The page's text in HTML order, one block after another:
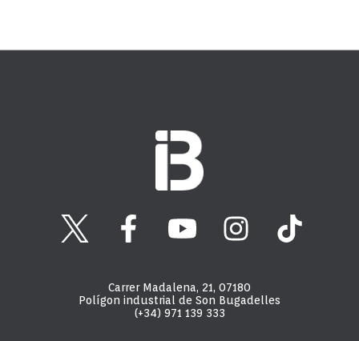
Carrer Madalena, 21, 07180
Polígon industrial de Son Bugadelles
(+34) 971 139 333